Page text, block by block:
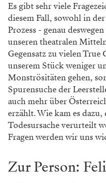
Es gibt sehr viele
diesem Fall, sowohl in
Prozess - genau
unseren theatralen
Gegensatz zu vielen
unserem Stück weniger
Monströsitäten gehen,
Spurensuche der
auch mehr über
erzählt. Wie kam es
Todesursache verurteilt
Fragen werden wir uns
Zur Person: